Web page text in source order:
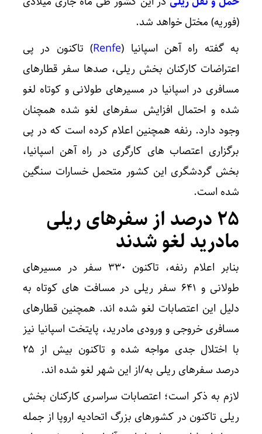
(فوریه) مختل خواهد شد.
به گفته راه آهن اسپانیا (Renfe) تاکنون در پی
اعتراضات کارکنان بخش ریلی، صدها سفر قطارهای
مسافری در اسپانیا در مسیرهای طولانی و کوتاه لغو
شده و احتمال افزایش سفرهای لغو شده همچنان
وجود دارد. رنفه همچنین اعلام کرده است که در پی
برگزاری اعتصاب های کارگری در راه آهن اسپانیا،
بخش گردشگری این کشور متحمل خسارات سنگین
شده است.
۲۵ درصد از سفرهای ریلی
مادرید لغو شدند
بنابر اعلام رنفه، تاکنون ۳۳۰ سفر در مسیرهای
طولانی و ۶۴۱ سفر ریلی در مسافت های کوتاه به
دلیل این اعتصابات لغو شده اند. همچنین قطارهای
مسافری خروجی و ورودی مادرید، پایتخت اسپانیا نیز
با اختلال جدی مواجه شده و تاکنون بیش از ۲۵
درصد سفرهای ریلی به/از این شهر لغو شده اند.
لازم به ذکر است؛ اعتصابات سراسری کارکنان بخش
ریلی تاکنون در کشورهای بزرگ اتحادیه اروپا از جمله